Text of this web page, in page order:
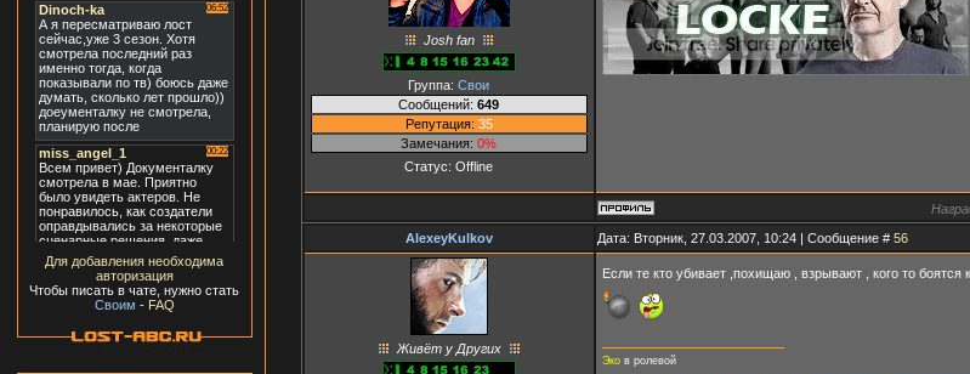
Для добавления необходима
авторизация
Чтобы писать в чате, нужно стать
Своим - FAQ
Josh fan
Группа: Свои
Сообщений: 649
Репутация: 35
Замечания: 0%
Статус: Offline
AlexeyKulkov Дата: Вторник, 27.03.2007, 10:24 | Сообщение # 56
Живёт у Других
Если те кто убивает ,похищаю , взрывают , кого то
Эков ролевой